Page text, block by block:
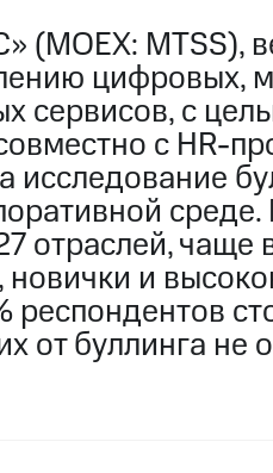
MTSS),
цифровых,
сервисов, с
с HR-
исследование
отраслей, чаще
и
от буллинга